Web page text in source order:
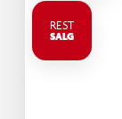
REST
SALG